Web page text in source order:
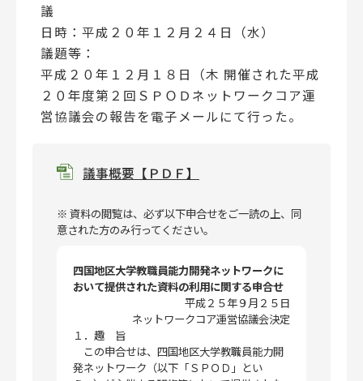
議
日時：平成２０年１２月２４日（水）
議題等：
平成２０年１２月１８日（木 開催された平成
２０年度第２回ＳＰＯＤネットワークコア運
営協議会の報告を電子メールにて行った。
議事概要【ＰＤＦ】
※ 資料の閲覧は、必ず以下申合せをご一読の上、同
意された方のみ行ってください。
四国地区大学教職員能力開発ネットワークに
おいて提供された資料の利用に関する申合せ
平成２５年９月２５日
ネットワークコア運営協議会決定
１．趣 旨
この申合せは、四国地区大学教職員能力開
発ネットワーク（以下「ＳＰＯＤ」とい